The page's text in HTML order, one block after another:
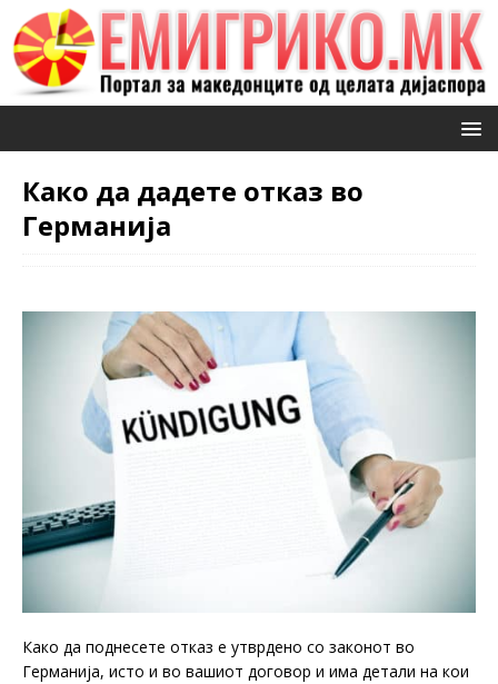
Како да дадете отказ во
Германија
Како да поднесете отказ е утврдено со законот во
Германија, исто и во вашиот договор и има детали на кои